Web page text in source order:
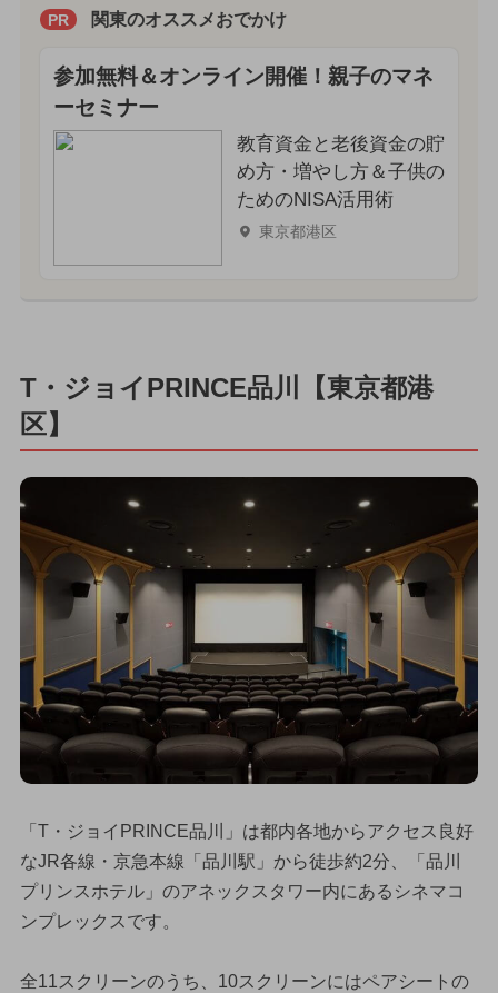
PR 関東のオススメおでかけ
参加無料＆オンライン開催！親子のマネ
ーセミナー
教育資金と老後資金の貯
め方・増やし方＆子供の
ためのNISA活用術
東京都港区
T・ジョイPRINCE品川【東京都港
区】
「T・ジョイPRINCE品川」は都内各地からアクセス良好
なJR各線・京急本線「品川駅」から徒歩約2分、「品川
プリンスホテル」のアネックスタワー内にあるシネマコ
ンプレックスです。
全11スクリーンのうち、10スクリーンにはペアシートの